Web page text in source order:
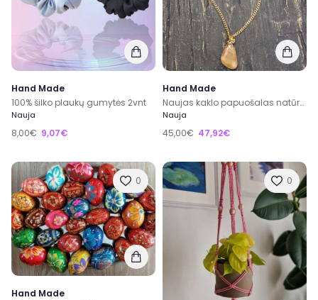
Hand Made
100% šilko plaukų gumytės 2vnt
Nauja
8,00€ 9,07€
Hand Made
Naujas kaklo papuošalas natūralus Baltijos gintaras-poliruotas ir paauksuota grandinėlė 53cm
Nauja
45,00€ 47,92€
0
Hand Made
0